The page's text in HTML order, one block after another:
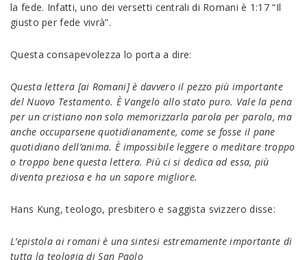
la fede. Infatti, uno dei versetti centrali di Romani è 1:17 “Il
giusto per fede vivrà”.
Questa consapevolezza lo porta a dire:
Questa lettera [ai Romani] è davvero il pezzo più importante
del Nuovo Testamento. È Vangelo allo stato puro. Vale la pena
per un cristiano non solo memorizzarla parola per parola, ma
anche occuparsene quotidianamente, come se fosse il pane
quotidiano dell’anima. È impossibile leggere o meditare troppo
o troppo bene questa lettera. Più ci si dedica ad essa, più
diventa preziosa e ha un sapore migliore.
Hans Kung, teologo, presbitero e saggista svizzero disse:
L’epistola ai romani è una sintesi estremamente importante di
tutta la teologia di San Paolo